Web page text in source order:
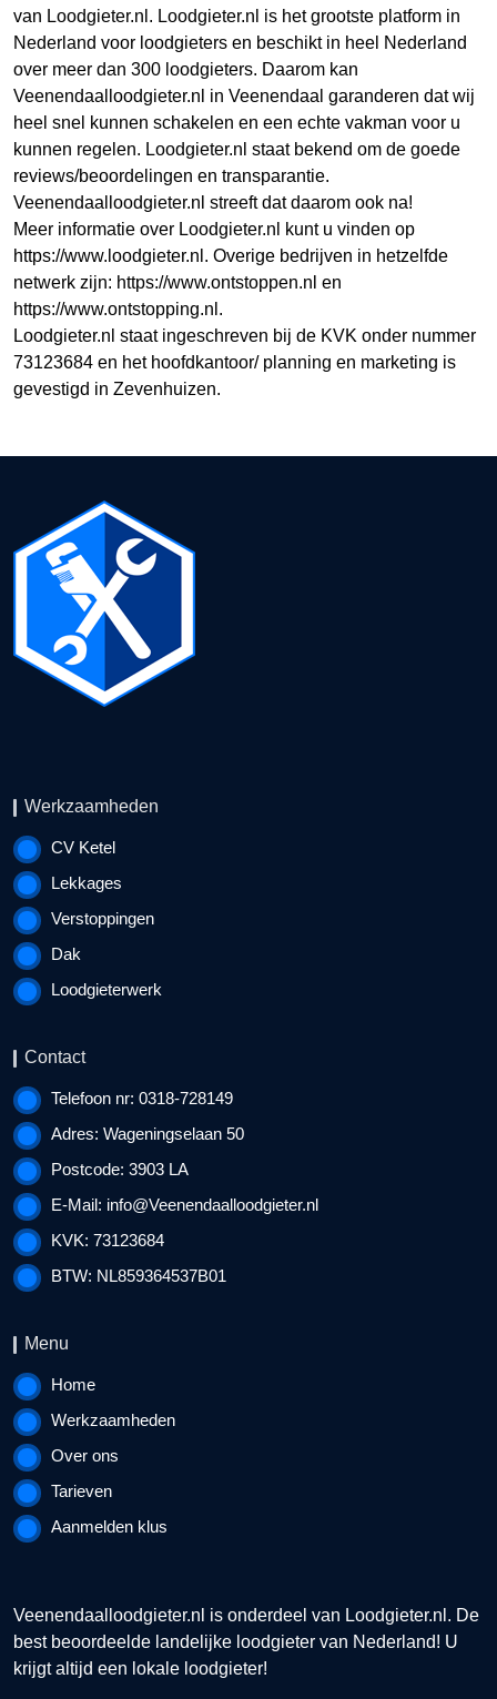
van Loodgieter.nl. Loodgieter.nl is het grootste platform in
Nederland voor loodgieters en beschikt in heel Nederland
over meer dan 300 loodgieters. Daarom kan
Veenendaalloodgieter.nl in Veenendaal garanderen dat wij
heel snel kunnen schakelen en een echte vakman voor u
kunnen regelen. Loodgieter.nl staat bekend om de goede
reviews/beoordelingen en transparantie.
Veenendaalloodgieter.nl streeft dat daarom ook na!
Meer informatie over Loodgieter.nl kunt u vinden op
https://www.loodgieter.nl. Overige bedrijven in hetzelfde
netwerk zijn: https://www.ontstoppen.nl en
https://www.ontstopping.nl.
Loodgieter.nl staat ingeschreven bij de KVK onder nummer
73123684 en het hoofdkantoor/ planning en marketing is
gevestigd in Zevenhuizen.
Werkzaamheden
CV Ketel
Lekkages
Verstoppingen
Dak
Loodgieterwerk
Contact
Telefoon nr: 0318-728149
Adres: Wageningselaan 50
Postcode: 3903 LA
E-Mail: info@Veenendaalloodgieter.nl
KVK: 73123684
BTW: NL859364537B01
Menu
Home
Werkzaamheden
Over ons
Tarieven
Aanmelden klus
Veenendaalloodgieter.nl is onderdeel van Loodgieter.nl . De
best beoordeelde landelijke loodgieter van Nederland! U
krijgt altijd een lokale loodgieter!